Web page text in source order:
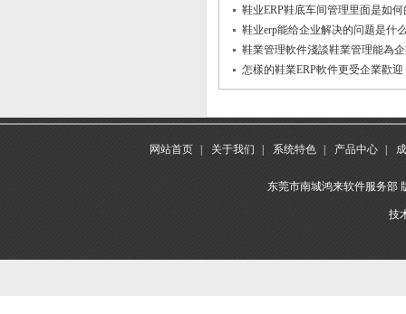
鞋业ERP鞋底车间管理里面是如
鞋业erp能给企业解决的问题是什
鞋業管理軟件淺談鞋業管理能為
怎樣的鞋業ERP軟件更受企業歡迎
网站首页 关于我们 系统特色 产品中心
东莞市南城鸿来软件服务部
技